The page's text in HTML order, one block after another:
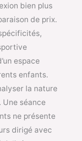
bien plus
de prix.
espace
enfants.
la nature
séance
ne présente
dirigé avec